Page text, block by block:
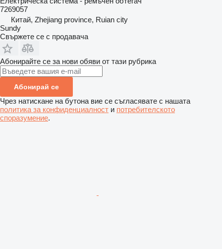
7269057
Китай, Zhejiang province, Ruian city
Sundy
Свържете се с продавача
Абонирайте се за нови обяви от тази рубрика
Абонирай се
Чрез натискане на бутона вие се съгласявате с нашата
политика за конфиденциалност и потребителското
споразумение.